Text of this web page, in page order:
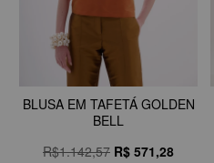
BLUSA EM TAFETÁ GOLDEN
BELL
R$1.142,57 R$ 571,28